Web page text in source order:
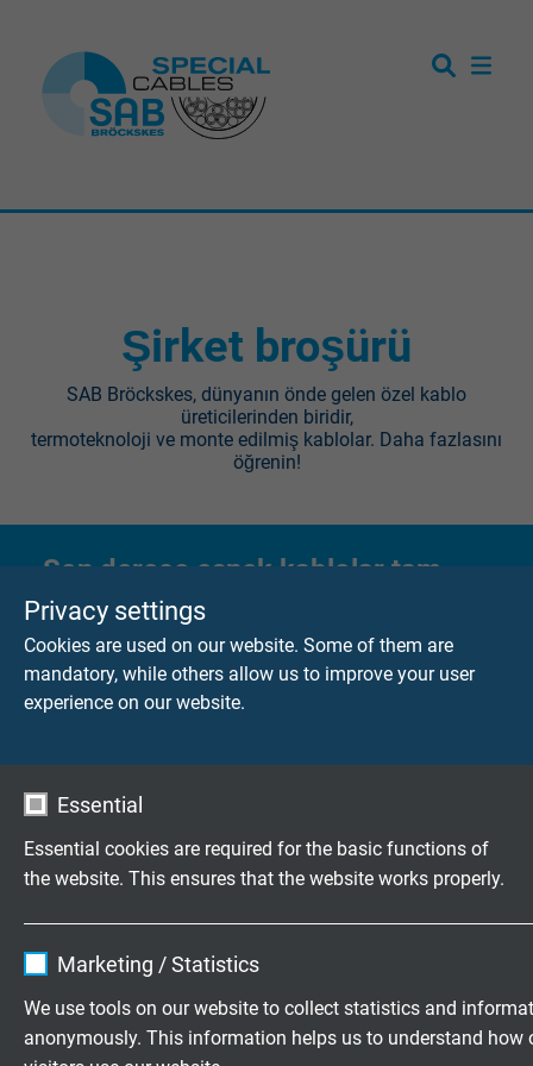
Privacy settings
Cookies are used on our website. Some of them are
mandatory, while others allow us to improve your user
experience on our website.
Essential
Essential cookies are required for the basic functions of
the website. This ensures that the website works properly.
Expire 1 year
Marketing / Statistics
We use tools on our website to collect statistics and
anonymously. This information helps us to understand how
Şirket broşürü
SAB Bröckskes, dünyanın önde gelen özel kablo
üreticilerinden biridir,
termoteknoloji ve monte edilmiş kablolar. Daha fazlasını
öğrenin!
Son derece esnek kablolar tam
olarak isteklerinize göre
1974 senesinden bu yana Insaatiruz için
aile şirketi olarak üretim deyiz
Mo.-Do. 7:30–16:30 Uhr
Fr. 7:30–13:30 Uhr
Iletişim